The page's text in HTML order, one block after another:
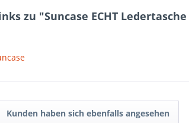
zu "Suncase ECHT
Kunden haben sich ebenfalls angesehen